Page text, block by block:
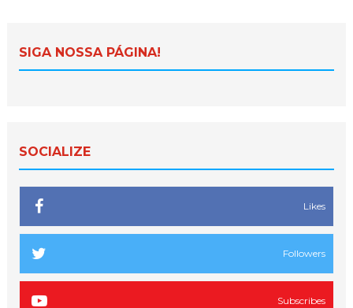
SIGA NOSSA PÁGINA!
SOCIALIZE
Likes
Followers
Subscribes